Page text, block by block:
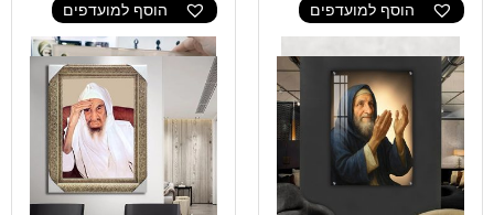
הוסף למועדפים הוסף למועדפים